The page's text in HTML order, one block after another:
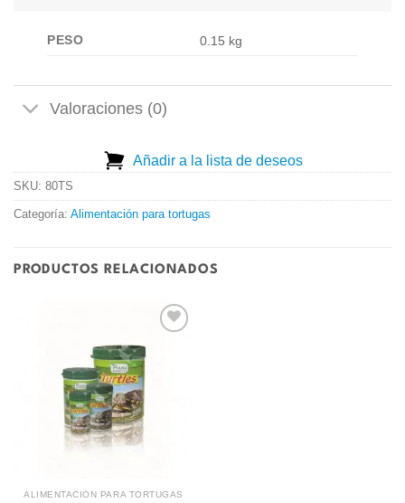
PESO 0.15 kg
Valoraciones (0)
Añadir a la lista de deseos
SKU: 80TS
Categoría: Alimentación para tortugas
PRODUCTOS RELACIONADOS
ALIMENTACIÓN PARA TORTUGAS